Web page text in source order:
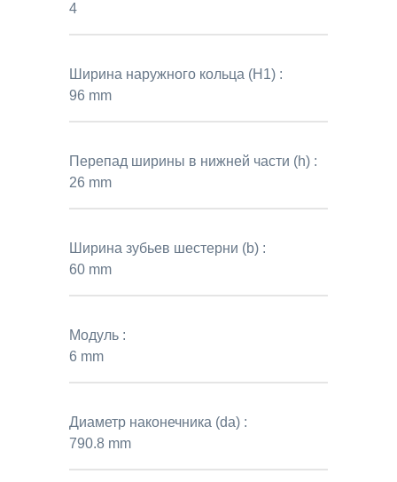
4
Ширина наружного кольца (H1) :
96 mm
Перепад ширины в нижней части (h) :
26 mm
Ширина зубьев шестерни (b) :
60 mm
Модуль :
6 mm
Диаметр наконечника (da) :
790.8 mm